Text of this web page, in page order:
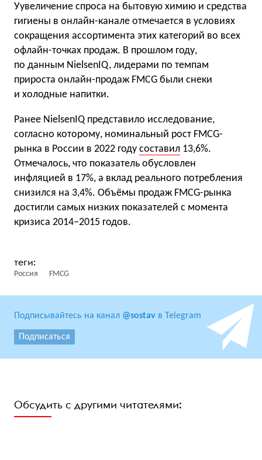
Уувеличение спроса на бытовую химию и средства
гигиены в онлайн-канале отмечается в условиях
сокращения ассортимента этих категорий во всех
офлайн-точках продаж. В прошлом году,
по данным NielsenIQ, лидерами по темпам
прироста онлайн-продаж FMCG были снеки
и холодные напитки.
Ранее NielsenIQ представило исследование,
согласно которому, номинальный рост FMCG-
рынка в России в 2022 году составил 13,6%.
Отмечалось, что показатель обусловлен
инфляцией в 17%, а вклад реального потребления
снизился на 3,4%. Объёмы продаж FMCG-рынка
достигли самых низких показателей с момента
кризиса 2014−2015 годов.
Россия FMCG
Подписывайтесь на канал @sostav в Telegram
Подписаться
Обсудить с другими читателями: